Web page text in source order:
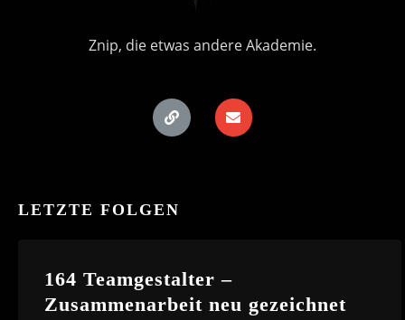
Znip, die etwas andere Akademie.
LETZTE FOLGEN
164 Teamgestalter –
Zusammenarbeit neu gezeichnet